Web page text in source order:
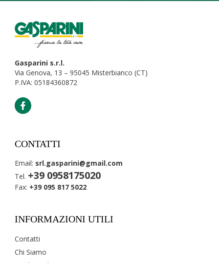
Gasparini s.r.l.
Via Genova, 13 – 95045 Misterbianco (CT)
P.IVA: 05184360872
CONTATTI
Email: srl.gasparini@gmail.com
Tel. +39 0958175020
Fax: +39 095 817 5022
INFORMAZIONI UTILI
Contatti
Chi Siamo